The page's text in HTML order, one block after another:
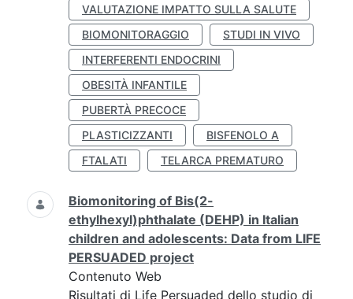
VALUTAZIONE IMPATTO SULLA SALUTE
BIOMONITORAGGIO
STUDI IN VIVO
INTERFERENTI ENDOCRINI
OBESITÀ INFANTILE
PUBERTÀ PRECOCE
PLASTICIZZANTI
BISFENOLO A
FTALATI
TELARCA PREMATURO
Biomonitoring of Bis(2-
ethylhexyl)phthalate (DEHP) in Italian
children and adolescents: Data from LIFE
PERSUADED project
Contenuto Web
Risultati di Life Persuaded dello studio di